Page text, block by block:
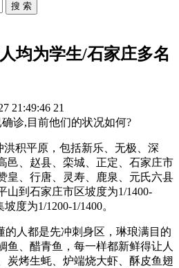
搜 索
均为学生/石家庄多名
21:49:46 21
诊,目前他们的状况如何?
洪积平原，包括新乐、无极、深
邑、赵县、栾城、正定、石家庄市
皇、行唐、灵寿、鹿泉、元氏六县
山到石家庄市区坡度为1/1400-
度为1/1200-1/1400。
的人都是先冲刺身区，琳琅满目的
鱼、醋青鱼，每一样都新鲜得让人
炭烤生蚝、炉端烧大虾、酥皮鱼翅